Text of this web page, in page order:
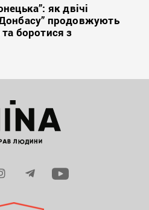
як двічі
продовжують
боротися з